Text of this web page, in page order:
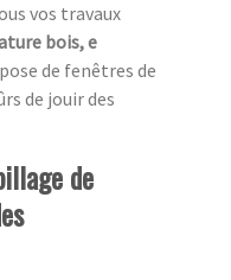
vos travaux
bois, e
de fenêtres de
de jouir des
de